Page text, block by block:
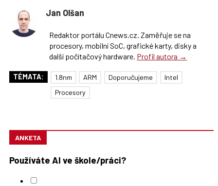
Jan Olšan
Redaktor portálu Cnews.cz. Zaměřuje se na
procesory, mobilní SoC, grafické karty, disky a
další počítačový hardware. Profil autora →
TÉMATA: 1.8nm ARM Doporučujeme
Intel
Procesory
ANKETA
Používáte AI ve škole/práci?